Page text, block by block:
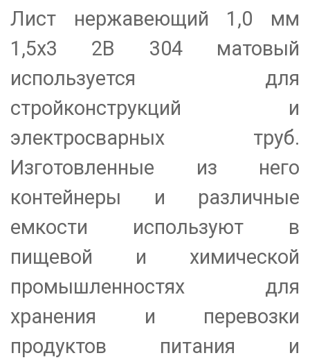
Лист нержавеющий 1,0 мм
1,5х3 2B 304 матовый
используется для
стройконструкций и
электросварных труб.
Изготовленные из него
контейнеры и различные
емкости используют в
пищевой и химической
промышленностях для
хранения и перевозки
продуктов питания и